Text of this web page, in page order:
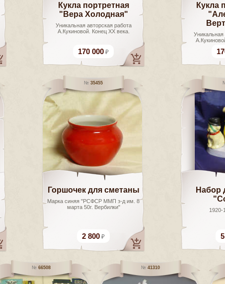
Кукла портретная
"Вера Холодная"
Уникальная авторская работа
А.Кукиновой. Конец ХХ века.
170 000
Кукла
Уникальная
35455
Горшочек для сметаны
Марка синяя "РСФСР ММП з-д им. 8
марта 50г. Вербилки"
2 800
Набор
1920-
66508 41310